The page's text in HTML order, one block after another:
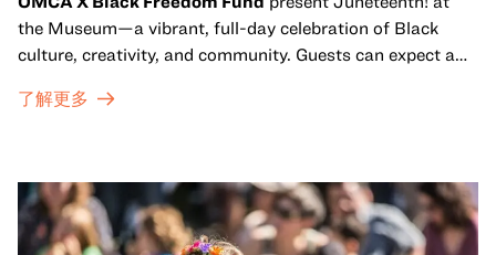
the Museum—a vibrant, full-day celebration of Black
culture, creativity, and community. Guests can expect a
sets from boundary-pushing artists, delicious offerings
move, make, and connect in celebration of Black culture.
了解更多